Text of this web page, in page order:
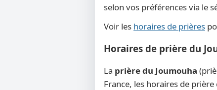
selon vos préférences via le
Voir les horaires de prières
Horaires de prière du
La prière du Joumouha
France, les horaires de